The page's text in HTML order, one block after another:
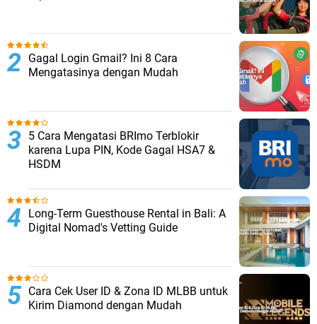
Gagal Login Gmail? Ini 8 Cara
Mengatasinya dengan Mudah
5 Cara Mengatasi BRImo Terblokir
karena Lupa PIN, Kode Gagal HSA7 &
HSDM
Long-Term Guesthouse Rental in Bali: A
Digital Nomad's Vetting Guide
Cara Cek User ID & Zona ID MLBB untuk
Kirim Diamond dengan Mudah